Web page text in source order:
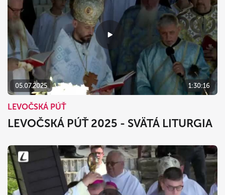
05.07.2025 1:30:16
LEVOČSKÁ PÚŤ
LEVOČSKÁ PÚŤ 2025 - SVÄTÁ LITURGIA